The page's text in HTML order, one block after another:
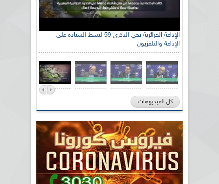
الإذاعة الجزائرية تحي الذكرى 59 لبسط السيادة على
الإذاعة والتلفزيون
كل الفيديوهات